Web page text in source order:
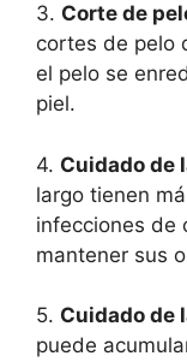
3. Corte de
cortes de pelo
el pelo se
piel.
4. Cuidado de
largo tienen
infecciones de
mantener sus
5. Cuidado de
puede